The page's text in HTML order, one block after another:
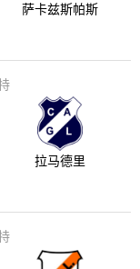
萨卡兹斯帕斯
拉马德里